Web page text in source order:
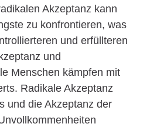
Akzeptanz kann
zu konfrontieren, was
und erfüllteren
und
Menschen kämpfen mit
Radikale Akzeptanz
und die Akzeptanz der